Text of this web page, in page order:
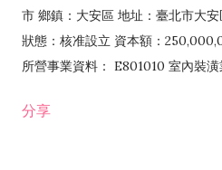
市 鄉鎮：大安區 地址：臺北市大
狀態：核准設立 資本額：
所營事業資料： E801010 室內裝
發業 H703090 不動產買賣業
分享